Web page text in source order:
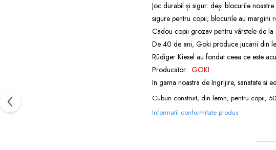
Joc durabil și sigur: deși blocurile
sigure pentru copii; blocurile au margini
Cadou copii grozav pentru vârstele de
De 40 de ani, Goki produce jucarii din
Rüdiger Kiesel au fondat ceea ce este
Producator: GOKI
In gama noastra de Ingrijire, sanatate si
Cuburi construit, din lemn, pentru copii,
Informatii conformitate produs